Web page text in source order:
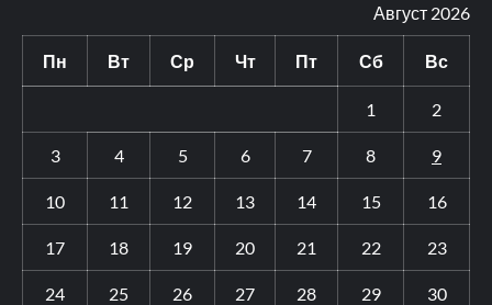
Август 2026
Пн Вт Ср Чт Пт Сб Вс
1 2
3 4 5 6 7 8 9
10 11 12 13 14 15 16
17 18 19 20 21 22 23
24 25 26 27 28 29 30